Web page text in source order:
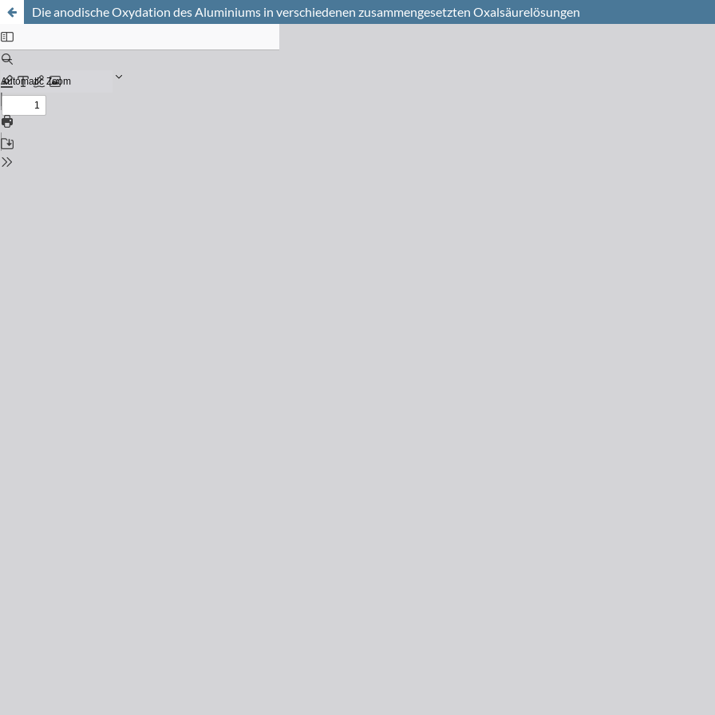
Die anodische Oxydation des Aluminiums in verschiedenen zusammengesetzten Oxalsäurelösungen